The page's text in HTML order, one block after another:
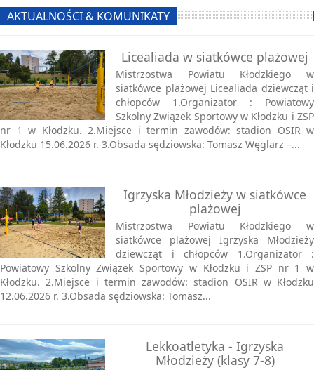
AKTUALNOŚCI & KOMUNIKATY
Licealiada w siatkówce plażowej
Mistrzostwa Powiatu Kłodzkiego w
siatkówce plażowej Licealiada dziewcząt i
chłopców 1.Organizator : Powiatowy
Szkolny Związek Sportowy w Kłodzku i ZSP
nr 1 w Kłodzku. 2.Miejsce i termin zawodów: stadion OSIR w
Kłodzku 15.06.2026 r. 3.Obsada sędziowska: Tomasz Węglarz –...
Igrzyska Młodzieży w siatkówce
plażowej
Mistrzostwa Powiatu Kłodzkiego w
siatkówce plażowej Igrzyska Młodzieży
dziewcząt i chłopców 1.Organizator :
Powiatowy Szkolny Związek Sportowy w Kłodzku i ZSP nr 1 w
Kłodzku. 2.Miejsce i termin zawodów: stadion OSIR w Kłodzku
12.06.2026 r. 3.Obsada sędziowska: Tomasz...
Lekkoatletyka - Igrzyska
Młodzieży (klasy 7-8)